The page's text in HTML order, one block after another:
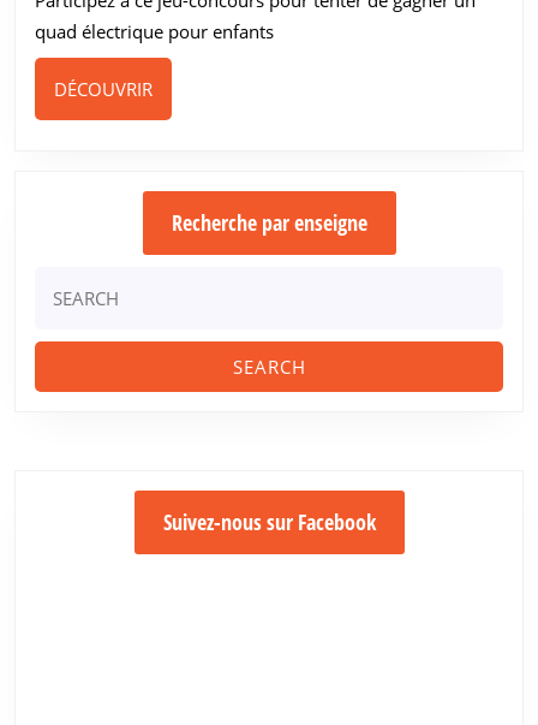
quad électrique pour enfants
DÉCOUVRIRDÉCOUVRIR
Recherche par enseigne
for:
Suivez-nous sur Facebook